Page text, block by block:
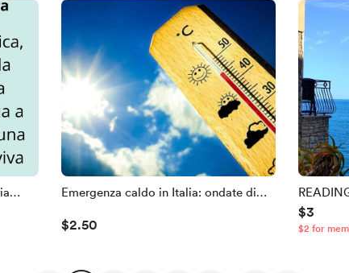
Emergenza caldo in Italia: ondate di
pressione
$2.50
d’Italia: i
$3
$2 for